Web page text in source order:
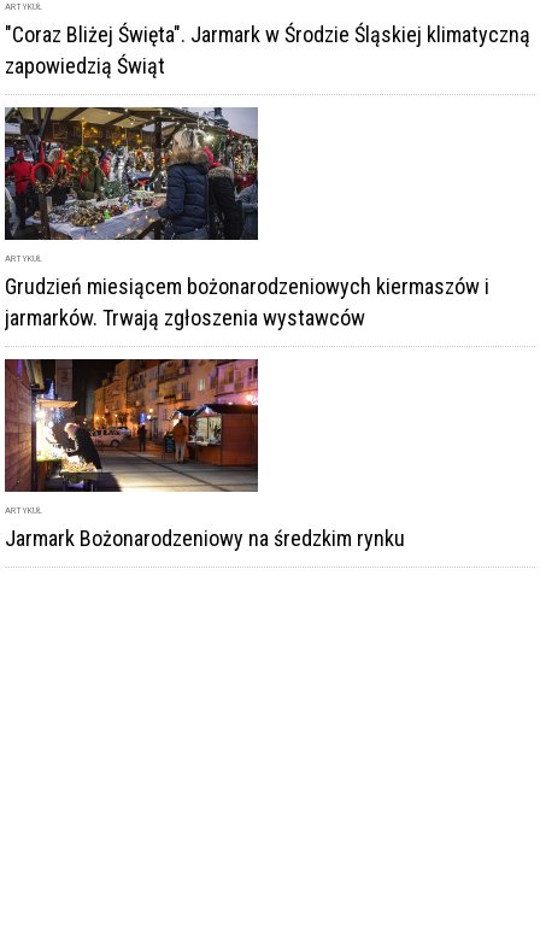
ARTYKUŁ
"Coraz Bliżej Święta". Jarmark w Środzie Śląskiej klimatyczną
zapowiedzią Świąt
ARTYKUŁ
Grudzień miesiącem bożonarodzeniowych kiermaszów i
jarmarków. Trwają zgłoszenia wystawców
ARTYKUŁ
Jarmark Bożonarodzeniowy na średzkim rynku